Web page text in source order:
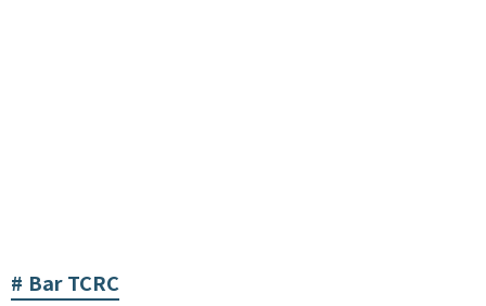
Bar TCRC